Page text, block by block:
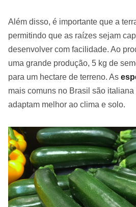
Além disso, é importante que a
permitindo que as raízes sejam
desenvolver com facilidade. Ao
uma grande produção, 5 kg de
para um hectare de terreno. As
mais comuns no Brasil são
adaptam melhor ao clima e solo.